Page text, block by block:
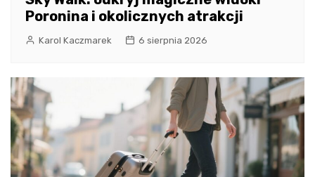
Poronina i okolicznych atrakcji
Karol Kaczmarek 6 sierpnia 2026